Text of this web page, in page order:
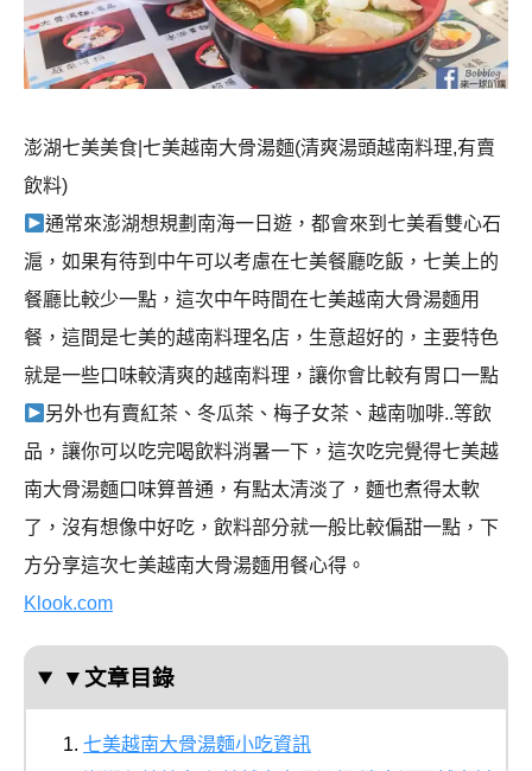
澎湖七美美食|七美越南大骨湯麵(清爽湯頭越南料理,有賣
飲料)
通常來澎湖想規劃南海一日遊，都會來到七美看雙心石
滬，如果有待到中午可以考慮在七美餐廳吃飯，七美上的
餐廳比較少一點，這次中午時間在七美越南大骨湯麵用
餐，這間是七美的越南料理名店，生意超好的，主要特色
就是一些口味較清爽的越南料理，讓你會比較有胃口一點
另外也有賣紅茶、冬瓜茶、梅子女茶、越南咖啡..等飲
品，讓你可以吃完喝飲料消暑一下，這次吃完覺得七美越
南大骨湯麵口味算普通，有點太清淡了，麵也煮得太軟
了，沒有想像中好吃，飲料部分就一般比較偏甜一點，下
方分享這次七美越南大骨湯麵用餐心得。
Klook.com
▼文章目錄
七美越南大骨湯麵小吃資訊